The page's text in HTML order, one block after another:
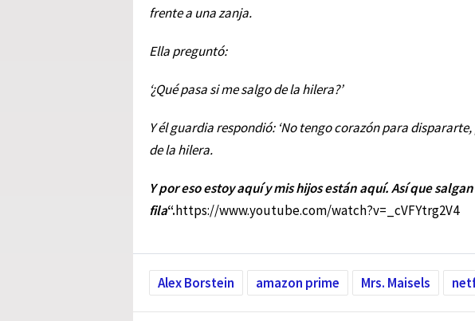
frente a una zanja.
Ella preguntó:
‘¿Qué pasa si me salgo de la hilera?’
Y él guardia respondió: ‘No tengo corazón para
de la hilera.
Y por eso estoy aquí y mis hijos están aquí. Así que
fila“.https://www.youtube.com/watch?v=_cVFYtrg2V4
Alex Borstein amazon prime Mrs. Maisels